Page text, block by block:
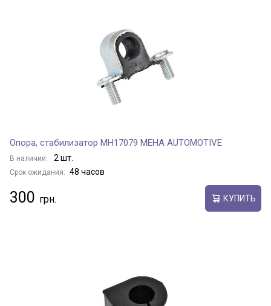
Опора, стабилизатор MH17079 MEHA AUTOMOTIVE
В наличии: 2 шт.
Срок ожидания: 48 часов
300 КУПИТЬ